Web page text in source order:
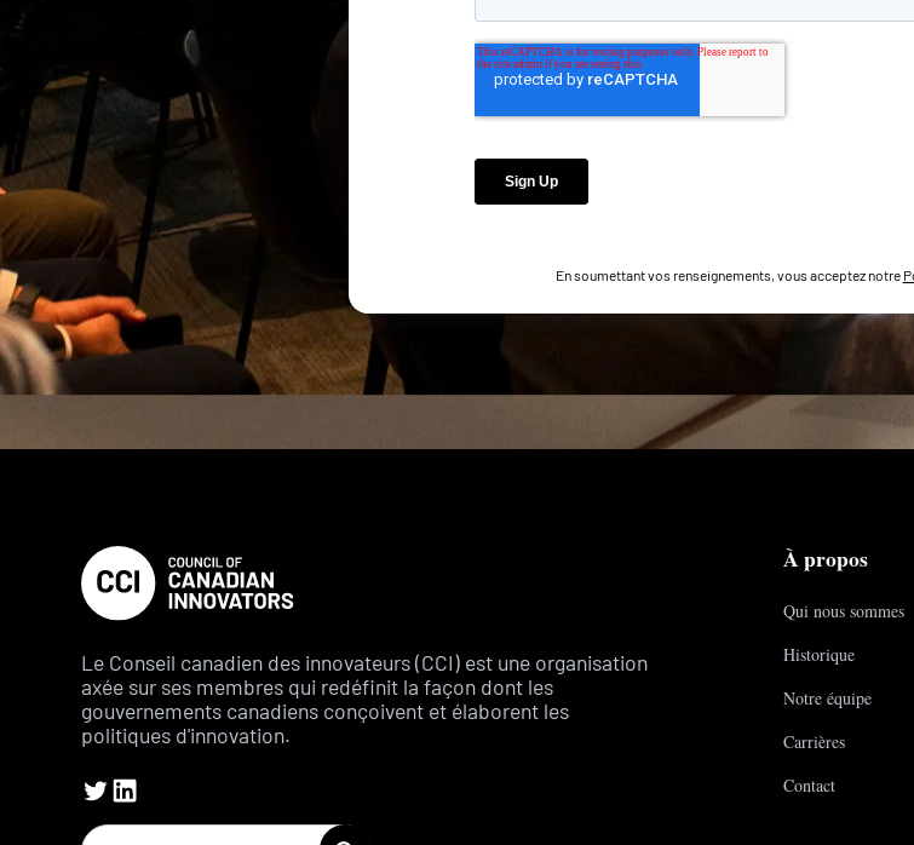
En soumettant vos renseignements, vous acceptez notre
Le Conseil canadien des innovateurs (CCI) est une organisation
axée sur ses membres qui redéfinit la façon dont les
gouvernements canadiens conçoivent et élaborent les
politiques d'innovation.
À propos
Qui nous sommes
Historique
Notre équipe
Carrières
Contact